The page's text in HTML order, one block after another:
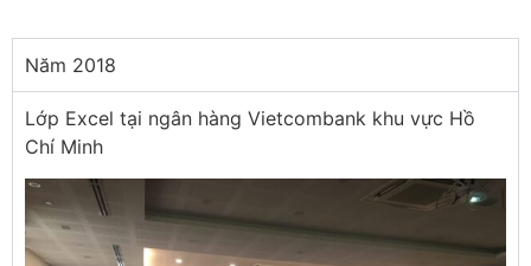
Năm 2018
Lớp Excel tại ngân hàng Vietcombank khu vực Hồ
Chí Minh